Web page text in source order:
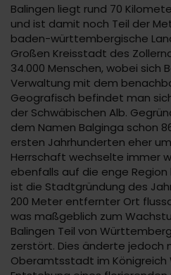
Balingen liegt rund 70
und ist damit noch Teil der
baden-württembergische
Großen Kreisstadt des
34.000 Menschen, wobei sich
Verwaltung mit dem
Geografisch befindet man
der Schwäbischen Alb.
dem Namen Balginga schon
ersten Jahrhunderten eher
Herrschaft wechselte immer
ebenfalls auf die enge
ist die Stadtgründung des
200 Meter entfernter Ort
was maßgeblich zum
Balingen Teil von
zerstört. Dies änderte jedoch
Oberamtsstadt im